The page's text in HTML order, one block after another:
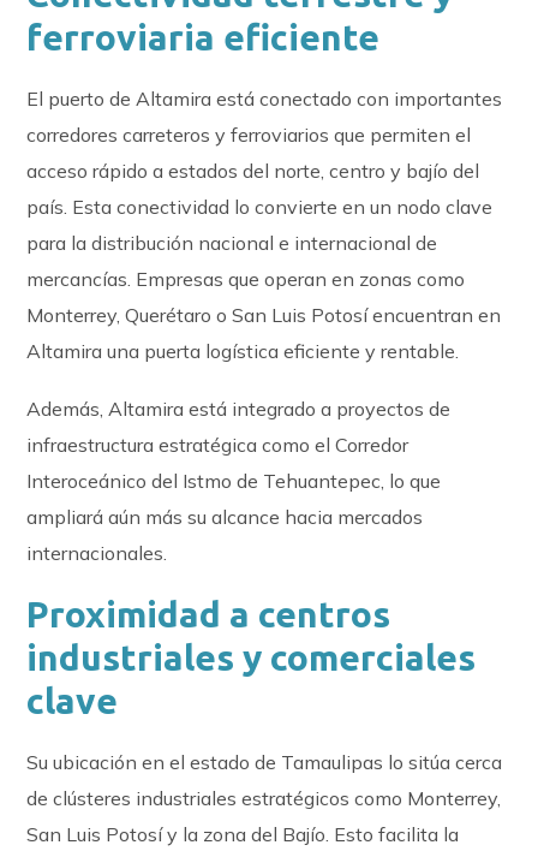
ferroviaria eficiente
El puerto de Altamira está conectado con importantes
corredores carreteros y ferroviarios que permiten el
acceso rápido a estados del norte, centro y bajío del
país. Esta conectividad lo convierte en un nodo clave
para la distribución nacional e internacional de
mercancías. Empresas que operan en zonas como
Monterrey, Querétaro o San Luis Potosí encuentran en
Altamira una puerta logística eficiente y rentable.
Además, Altamira está integrado a proyectos de
infraestructura estratégica como el Corredor
Interoceánico del Istmo de Tehuantepec, lo que
ampliará aún más su alcance hacia mercados
internacionales.
Proximidad a centros
industriales y comerciales
clave
Su ubicación en el estado de Tamaulipas lo sitúa cerca
de clústeres industriales estratégicos como Monterrey,
San Luis Potosí y la zona del Bajío. Esto facilita la